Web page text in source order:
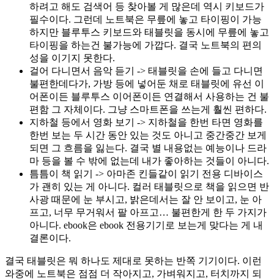
하려고 해도 검색어 등 찾아볼 게 많은데 역시 키보드가
필수이다. 그런데 노트북은 무릎에 놓고 타이핑이 가능
하지만 블루투스 키보드와 태블릿을 동시에 무릎에 놓고
타이핑을 하는건 불가능에 가깝다. 결국 노트북의 편의
성을 이기지 못한다.
걸어 다니면서 음악 듣기 -> 태블릿을 손에 들고 다니면
불편한데다가, 가방 등에 넣어둔 채로 태블릿에 유선 이
어폰이든 블루투스 이어폰이든 연결해서 사용하는 건 불
편함 그 자체이다. 그냥 스마트폰을 쓰는게 훨씬 편하다.
지하철 등에서 영화 보기 -> 지하철을 한번 타면 영화를
한번 보는 두 시간 동안 있는 것도 아니고 중간중간 보게
되면 그 흐름을 잃는다. 결국 별 내용없는 예능이나 드라
마 등을 볼 수 밖에 없는데 내가 좋아하는 것들이 아니다.
틈틈이 책 읽기 -> 아마존 킨들같이 읽기 전용 디바이스
가 괜히 있는 게 아니다. 컬러 태블릿으로 책을 읽으면 반
사광 때문에 눈 부시고, 밝은데서는 잘 안 보이고, 눈 아
프고, 너무 무거워서 팔 아프고… 불편한게 한 두 가지가
아니다. ebook은 ebook 전용기기로 보는게 맞다는 게 내
결론이다.
결국 태블릿은 뭐 하나도 제대로 못하는 반쪽 기기이다. 이런
와중에 노트북은 점점 더 작아지고, 가벼워지고, 터치까지 되